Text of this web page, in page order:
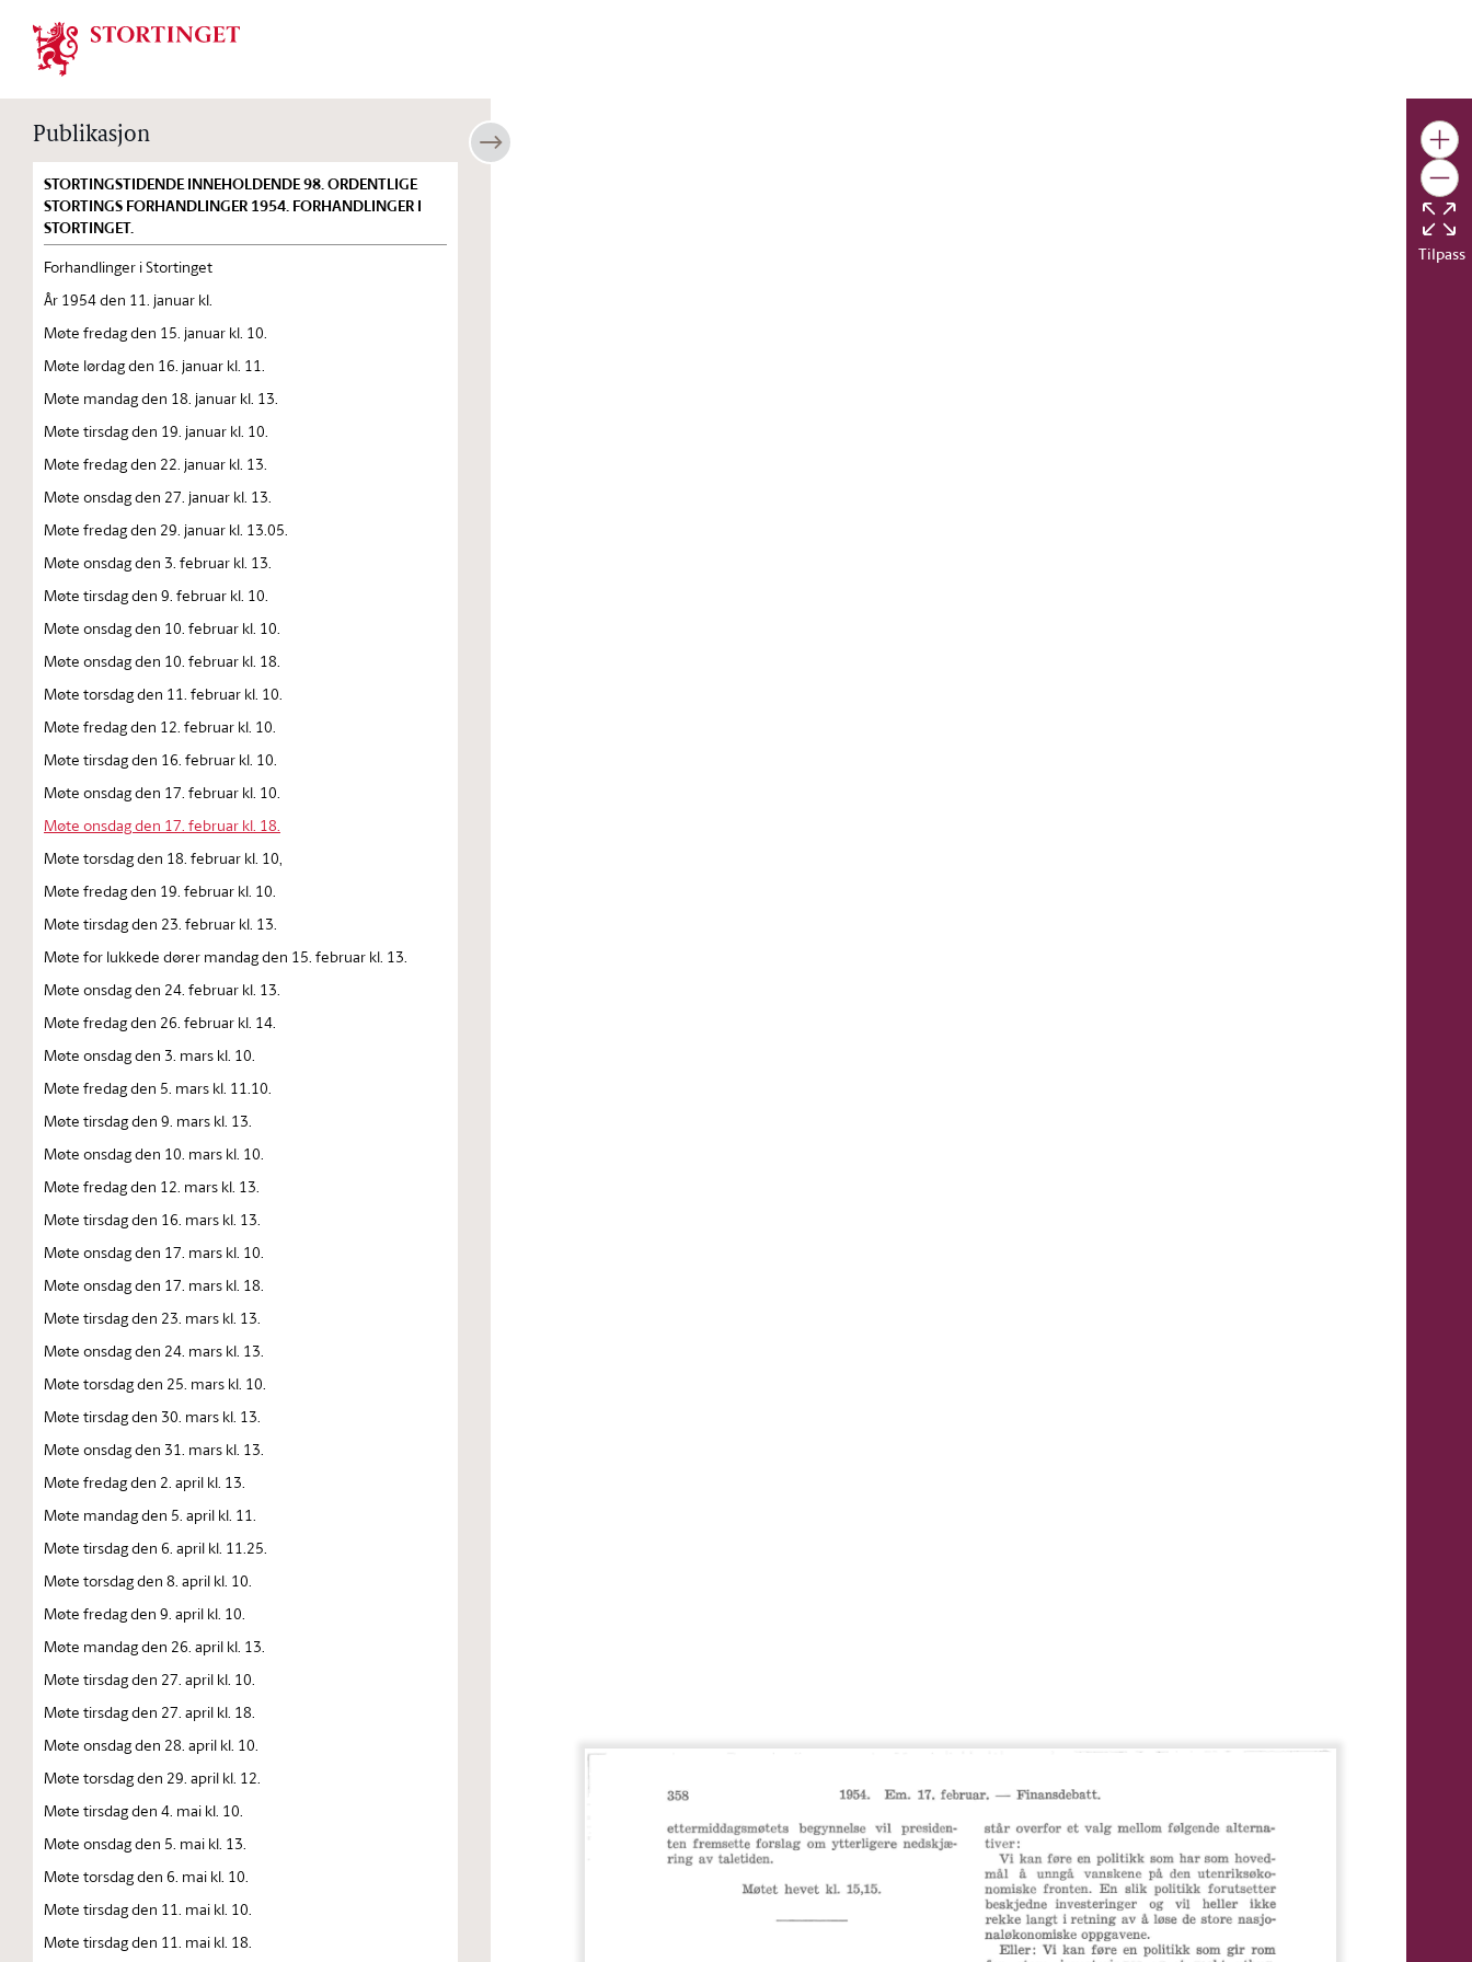
Stortinget.no
Publikasjon
STORTINGSTIDENDE INNEHOLDENDE 98. ORDENTLIGE
STORTINGS FORHANDLINGER 1954. FORHANDLINGER I
STORTINGET.
Forhandlinger i Stortinget
År 1954 den 11. januar kl.
Møte fredag den 15. januar kl. 10.
Møte lørdag den 16. januar kl. 11.
Møte mandag den 18. januar kl. 13.
Møte tirsdag den 19. januar kl. 10.
Møte fredag den 22. januar kl. 13.
Møte onsdag den 27. januar kl. 13.
Møte fredag den 29. januar kl. 13.05.
Møte onsdag den 3. februar kl. 13.
Møte tirsdag den 9. februar kl. 10.
Møte onsdag den 10. februar kl. 10.
Møte onsdag den 10. februar kl. 18.
Møte torsdag den 11. februar kl. 10.
Møte fredag den 12. februar kl. 10.
Møte tirsdag den 16. februar kl. 10.
Møte onsdag den 17. februar kl. 10.
Møte onsdag den 17. februar kl. 18.
Møte torsdag den 18. februar kl. 10,
Møte fredag den 19. februar kl. 10.
Møte tirsdag den 23. februar kl. 13.
Møte for lukkede dører mandag den 15. februar kl. 13.
Møte onsdag den 24. februar kl. 13.
Møte fredag den 26. februar kl. 14.
Møte onsdag den 3. mars kl. 10.
Møte fredag den 5. mars kl. 11.10.
Møte tirsdag den 9. mars kl. 13.
Møte onsdag den 10. mars kl. 10.
Møte fredag den 12. mars kl. 13.
Møte tirsdag den 16. mars kl. 13.
Møte onsdag den 17. mars kl. 10.
Møte onsdag den 17. mars kl. 18.
Møte tirsdag den 23. mars kl. 13.
Møte onsdag den 24. mars kl. 13.
Møte torsdag den 25. mars kl. 10.
Møte tirsdag den 30. mars kl. 13.
Møte onsdag den 31. mars kl. 13.
Møte fredag den 2. april kl. 13.
Møte mandag den 5. april kl. 11.
Møte tirsdag den 6. april kl. 11.25.
Møte torsdag den 8. april kl. 10.
Møte fredag den 9. april kl. 10.
Møte mandag den 26. april kl. 13.
Møte tirsdag den 27. april kl. 10.
Møte tirsdag den 27. april kl. 18.
Møte onsdag den 28. april kl. 10.
Møte torsdag den 29. april kl. 12.
Møte tirsdag den 4. mai kl. 10.
Møte onsdag den 5. mai kl. 13.
Møte torsdag den 6. mai kl. 10.
Møte tirsdag den 11. mai kl. 10.
Møte tirsdag den 11. mai kl. 18.